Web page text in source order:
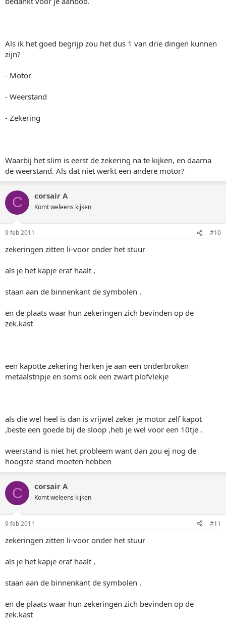
Als ik het goed begrijp zou het dus 1 van drie dingen kunnen
zijn?
- Motor
- Weerstand
- Zekering
Waarbij het slim is eerst de zekering na te kijken, en daarna
de weerstand. Als dat niet werkt een andere motor?
C corsair A
Komt weleens kijken
9 feb 2011 #10
zekeringen zitten li-voor onder het stuur
als je het kapje eraf haalt ,
staan aan de binnenkant de symbolen .
en de plaats waar hun zekeringen zich bevinden op de
zek.kast
een kapotte zekering herken je aan een onderbroken
metaalstripje en soms ook een zwart plofvlekje
als die wel heel is dan is vrijwel zeker je motor zelf kapot
,beste een goede bij de sloop ,heb je wel voor een 10tje .
weerstand is niet het probleem want dan zou ej nog de
hoogste stand moeten hebben
C corsair A
Komt weleens kijken
9 feb 2011 #11
zekeringen zitten li-voor onder het stuur
als je het kapje eraf haalt ,
staan aan de binnenkant de symbolen .
en de plaats waar hun zekeringen zich bevinden op de
zek.kast